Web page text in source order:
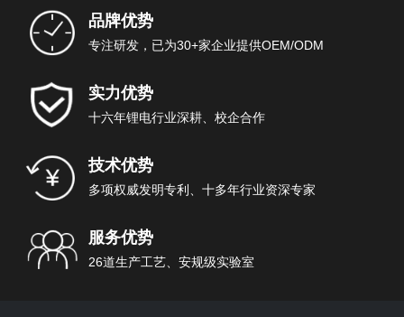
品牌优势
专注研发，已为30+家企业提供OEM/ODM
实力优势
十六年锂电行业深耕、校企合作
技术优势
多项权威发明专利、十多年行业资深专家
服务优势
26道生产工艺、安规级实验室